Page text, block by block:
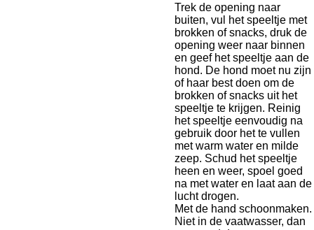
Trek de opening naar
buiten, vul het speeltje met
brokken of snacks, druk de
opening weer naar binnen
en geef het speeltje aan de
hond. De hond moet nu zijn
of haar best doen om de
brokken of snacks uit het
speeltje te krijgen. Reinig
het speeltje eenvoudig na
gebruik door het te vullen
met warm water en milde
zeep. Schud het speeltje
heen en weer, spoel goed
na met water en laat aan de
lucht drogen.
Met de hand schoonmaken.
Niet in de vaatwasser, dan